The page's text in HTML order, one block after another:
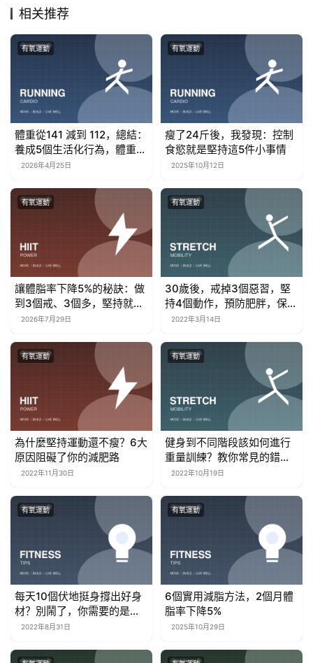
相关推荐
有氧運動
體重從141 減到 112，總結：
養成5個生活化行為，體重就
嘎嘎下降了
2026年4月25日
有氧運動
瘦了24斤後，我發現：控制
食慾就是堅持這5件小事情
2025年10月12日
有氧運動
讓體脂率下降5%的秘訣：做
到3個戒、3個多，堅持就能
瘦2026年7月29日
有氧運動
30歲後，戒掉3個惡習，堅
持4個動作，預防肥胖，保持
年輕體態
2022年3月14日
有氧運動
為什麼堅持運動還不瘦？6大
原因阻礙了你的減肥路
2022年11月30日
有氧運動
健身到不同階段該如何進行
重量訓練？教你常見的錯誤
動作如何糾正
2022年10月19日
有氧運動
每天10個伏地挺身撐出好身
材？別鬧了，你需要的是這
些2022年8月31日
有氧運動
6個實用減脂方法，2個月體
脂率下降5%
2025年10月29日